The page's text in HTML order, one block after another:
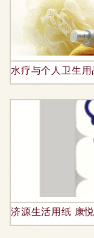
水疗与个人卫生
济源生活用纸 康